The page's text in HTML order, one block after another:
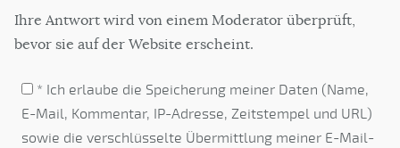
Ihre Antwort wird von einem Moderator überprüft,
bevor sie auf der Website erscheint.
* Ich erlaube die Speicherung meiner Daten (Name,
E-Mail, Kommentar, IP-Adresse, Zeitstempel und URL)
sowie die verschlüsselte Übermittlung meiner E-Mail-